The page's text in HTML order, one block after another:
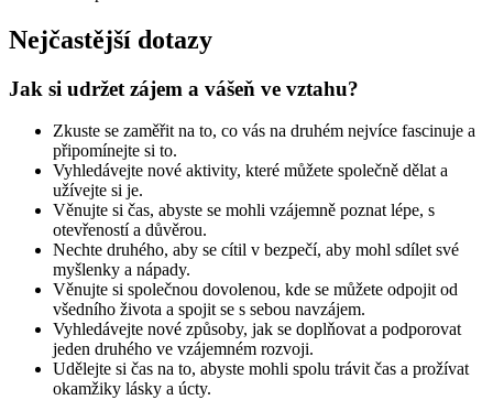
Nejčastější dotazy
Jak si udržet zájem a vášeň ve vztahu?
Zkuste se zaměřit na to, co vás na druhém nejvíce fascinuje a
připomínejte si to.
Vyhledávejte nové aktivity, které můžete společně dělat a
užívejte si je.
Věnujte si čas, abyste se mohli vzájemně poznat lépe, s
otevřeností a důvěrou.
Nechte druhého, aby se cítil v bezpečí, aby mohl sdílet své
myšlenky a nápady.
Věnujte si společnou dovolenou, kde se můžete odpojit od
všedního života a spojit se s sebou navzájem.
Vyhledávejte nové způsoby, jak se doplňovat a podporovat
jeden druhého ve vzájemném rozvoji.
Udělejte si čas na to, abyste mohli spolu trávit čas a prožívat
okamžiky lásky a úcty.